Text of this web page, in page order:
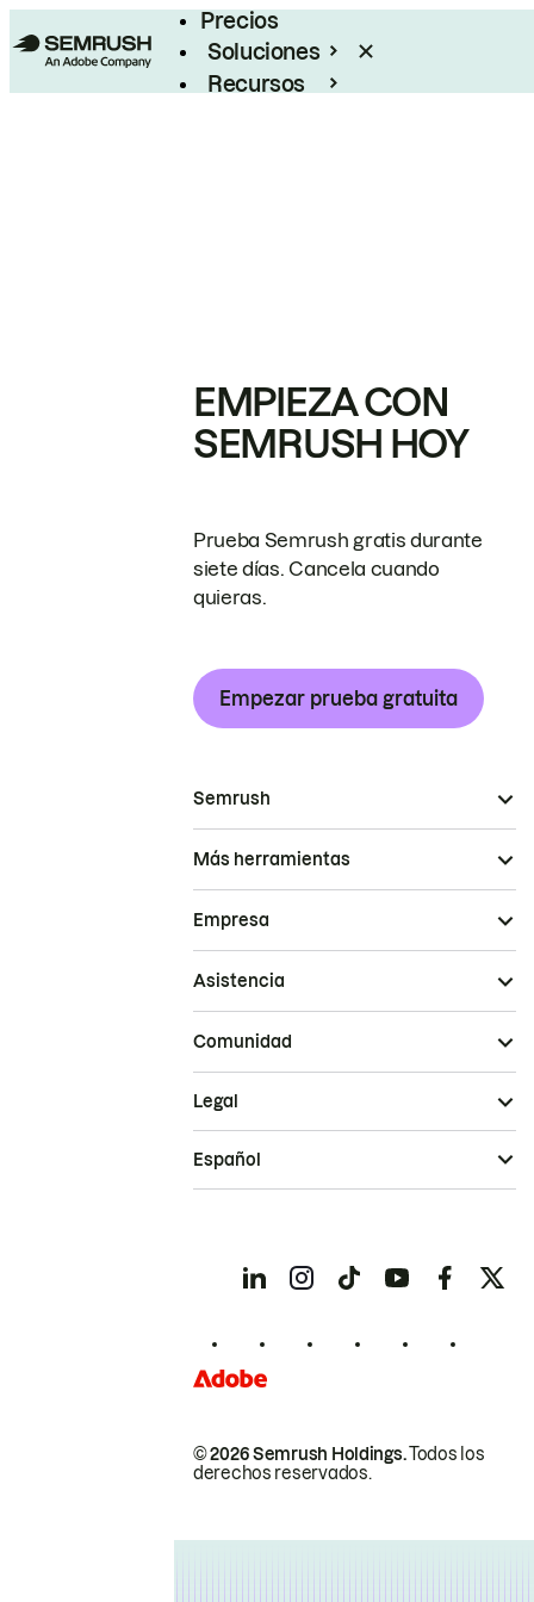
Precios
Soluciones
Recursos
EMPIEZA CON
SEMRUSH HOY
Prueba Semrush gratis durante
siete días. Cancela cuando
quieras.
Empezar prueba gratuita
Semrush
Más herramientas
Empresa
Asistencia
Comunidad
© 2026 Semrush Holdings.Todos los
derechos reservados.
Legal
Español